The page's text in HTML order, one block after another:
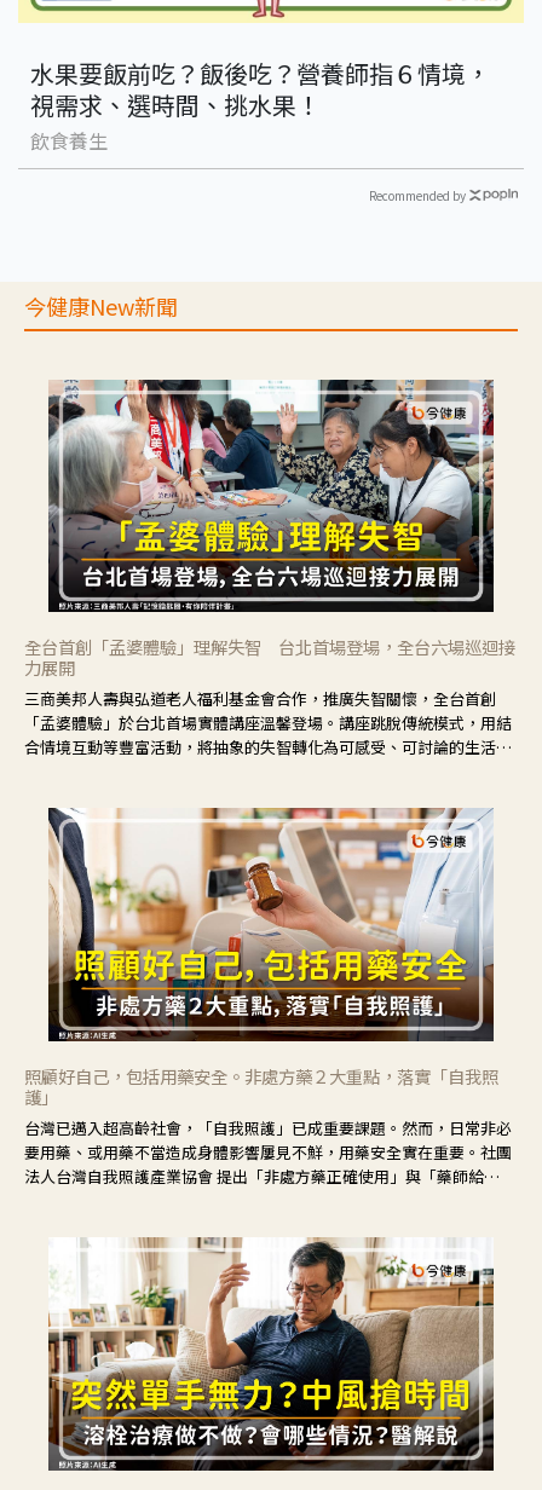
水果要飯前吃？飯後吃？營養師指６情境，
視需求、選時間、挑水果！
飲食養生
Recommended by
今健康New新聞
全台首創「孟婆體驗」理解失智 台北首場登場，全台六場巡迴接
力展開
三商美邦人壽與弘道老人福利基金會合作，推廣失智關懷，全台首創
「孟婆體驗」於台北首場實體講座溫馨登場。講座跳脫傳統模式，用結
合情境互動等豐富活動，將抽象的失智轉化為可感受、可討論的生活情
照顧好自己，包括用藥安全。非處方藥２大重點，落實「自我照
護」
台灣已邁入超高齡社會，「自我照護」已成重要課題。然而，日常非必
要用藥、或用藥不當造成身體影響屢見不鮮，用藥安全實在重要。社團
法人台灣自我照護產業協會 提出「非處方藥正確使用」與「藥師給